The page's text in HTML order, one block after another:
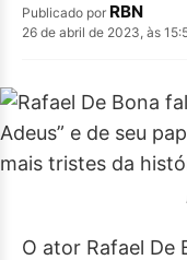
Publicado por RBN
26 de abril de 2023, às
O ator Rafael De